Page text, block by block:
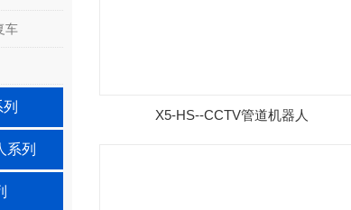
车
系列
X5-HS--CCTV管道机器人